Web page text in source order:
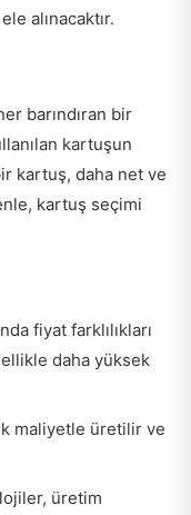
alınacaktır.
barındıran bir
kartuşun
kartuş, daha net ve
kartuş seçimi
fiyat farklılıkları
daha yüksek
maliyetle üretilir ve
üretim